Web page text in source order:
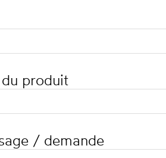
produit
/ demande